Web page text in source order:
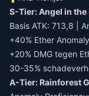
S-Tier: Angel in
Basis ATK: 713,8 |
+40% Ether
+20% DMG tegen
30-35%
A-Tier: Rainforest